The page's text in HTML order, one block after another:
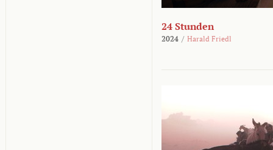
24 Stunden
2024 / Harald Friedl